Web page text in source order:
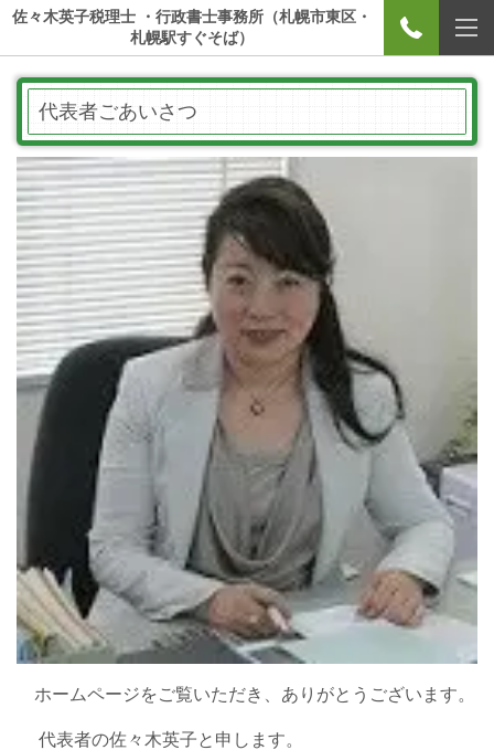
佐々木英子税理士 ・行政書士事務所（札幌市東区・
札幌駅すぐそば）
代表者ごあいさつ
ホームページをご覧いただき、ありがとうございます。
代表者の佐々木英子と申します。